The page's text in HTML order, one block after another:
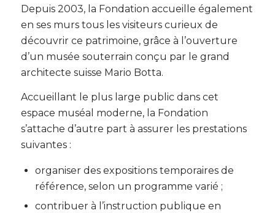
Depuis 2003, la Fondation accueille également
en ses murs tous les visiteurs curieux de
découvrir ce patrimoine, grâce à l’ouverture
d’un musée souterrain conçu par le grand
architecte suisse Mario Botta.
Accueillant le plus large public dans cet
espace muséal moderne, la Fondation
s’attache d’autre part à assurer les prestations
suivantes :
organiser des expositions temporaires de
référence, selon un programme varié ;
contribuer à l’instruction publique en